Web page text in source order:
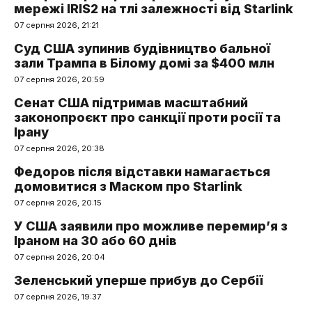
мережі IRIS2 на тлі залежності від Starlink
07 серпня 2026, 21:21
Суд США зупинив будівництво бальної
зали Трампа в Білому домі за $400 млн
07 серпня 2026, 20:59
Сенат США підтримав масштабний
законопроєкт про санкції проти росії та
Ірану
07 серпня 2026, 20:38
Федоров після відставки намагається
домовитися з Маском про Starlink
07 серпня 2026, 20:15
У США заявили про можливе перемир’я з
Іраном на 30 або 60 днів
07 серпня 2026, 20:04
Зеленський уперше прибув до Сербії
07 серпня 2026, 19:37